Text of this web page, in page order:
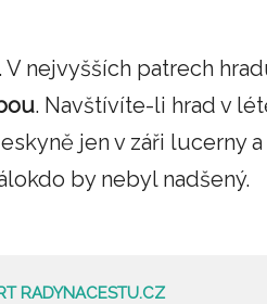
. V nejvyšších patrech
. Navštívíte-li hrad v
jen v záři lucerny a
by nebyl nadšený.
RADYNACESTU.CZ